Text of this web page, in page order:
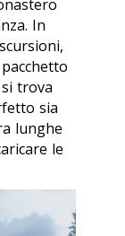
In
trova
sia
lunghe
le